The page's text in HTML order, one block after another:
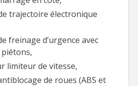
trajectoire électronique
freinage d’urgence avec
limiteur de vitesse,
de roues (ABS et